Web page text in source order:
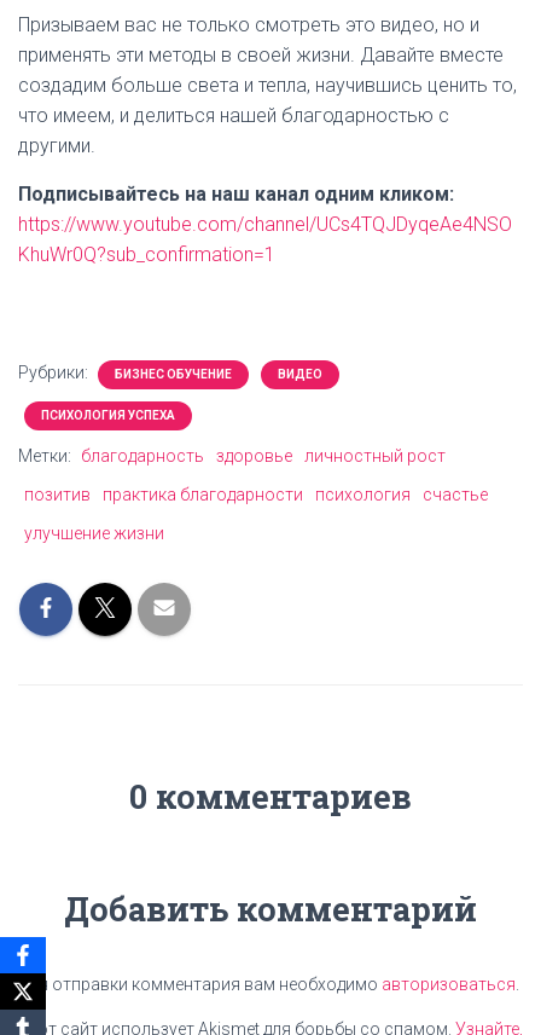
Призываем вас не только смотреть это видео, но и
применять эти методы в своей жизни. Давайте вместе
создадим больше света и тепла, научившись ценить то,
что имеем, и делиться нашей благодарностью с
другими.
Подписывайтесь на наш канал одним кликом:
https://www.youtube.com/channel/UCs4TQJDyqeAe4NSO
KhuWr0Q?sub_confirmation=1
Рубрики: БИЗНЕС ОБУЧЕНИЕ ВИДЕО
ПСИХОЛОГИЯ УСПЕХА
Метки: благодарность здоровье
личностный рост
позитив
практика благодарности психология
счастье
улучшение жизни
0 комментариев
Добавить комментарий
Для отправки комментария вам необходимо авторизоваться
Этот сайт использует Akismet для борьбы со спамом. Узнайте,